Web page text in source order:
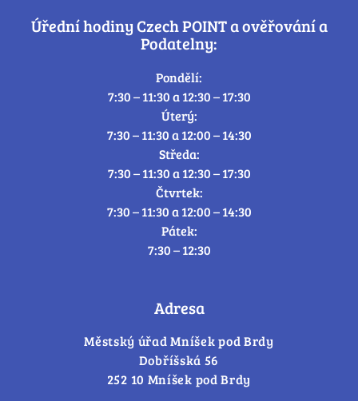
Úřední hodiny Czech POINT a ověřování a
Podatelny:
Pondělí:
7:30 – 11:30 a 12:30 – 17:30
Úterý:
7:30 – 11:30 a 12:00 – 14:30
Středa:
7:30 – 11:30 a 12:30 – 17:30
Čtvrtek:
7:30 – 11:30 a 12:00 – 14:30
Pátek:
7:30 – 12:30
Adresa
Městský úřad Mníšek pod Brdy
Dobříšská 56
252 10 Mníšek pod Brdy